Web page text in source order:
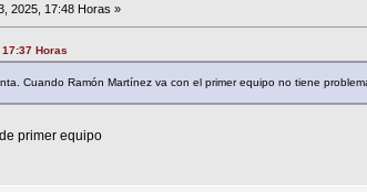
2025, 17:48 Horas »
Horas
Cuando Ramón Martínez va con el primer equipo no tiene
primer equipo